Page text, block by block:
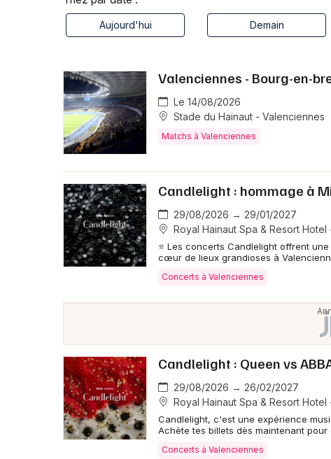
Aujourd'hui Demain
Valenciennes - Bourg-en-
Le 14/08/2026
Stade du Hainaut - Valenciennes
Matchs à Valenciennes
Candlelight : hommage à
29/08/2026 → 29/01/2027
Royal Hainaut Spa & Resort
⭐ Les concerts Candlelight offrent
cœur de lieux grandioses à
Concerts à Valenciennes
Candlelight : Queen vs
29/08/2026 → 26/02/2027
Royal Hainaut Spa & Resort
Candlelight, c'est une expérience
Achète tes billets dès maintenant
Concerts à Valenciennes